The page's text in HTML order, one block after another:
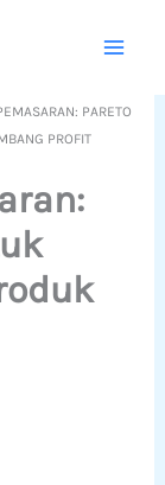
PARETO
PROFIT